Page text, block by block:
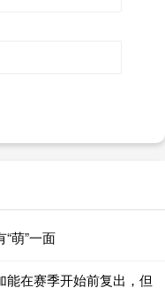
萌”一面
在赛季开始前复出，但